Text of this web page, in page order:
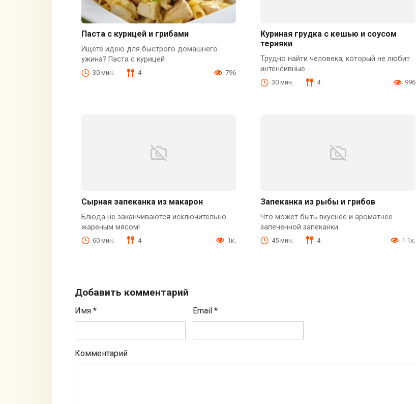
Паста с курицей и грибами
Ищете идею для быстрого домашнего
ужина? Паста с курицей
30 мин. 4 796
Куриная грудка с кешью и соусом
терияки
Трудно найти человека, который не любит
интенсивные
30 мин. 4 996
Сырная запеканка из макарон
Блюда не заканчиваются исключительно
жареным мясом!
60 мин. 4 1к.
Запеканка из рыбы и грибов
Что может быть вкуснее и ароматнее
запеченной запеканки
45 мин. 4 1.1к.
Добавить комментарий
Имя * Email*
Комментарий